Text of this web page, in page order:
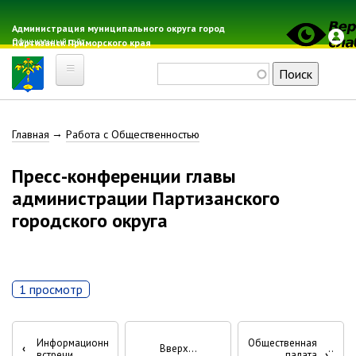
основному
содержанию
Администрация муниципального округа город
Партизанск Приморского края
Официальный сайт
Главная
Электронная почта
Гражданская оборона
Расписание автобусов
Расписание электричек
Партизанск
Геральдика
Решение Думы «О гербе
Строка
навигации
Главная Работа с Общественностью
Пресс-конференции главы
администрации Партизанского
городского округа
1 просмотр
Перекрёстные
‹
Информационные
Вверх
Общественная